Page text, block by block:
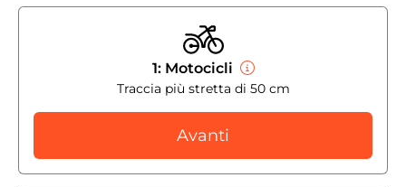
1: Motocicli
Traccia più stretta di 50 cm
Avanti